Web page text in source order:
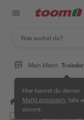
Mein Markt:
Hier kannst du deinen
Markt anpassen , falls
stimmt.
/ Bauen & Renovieren